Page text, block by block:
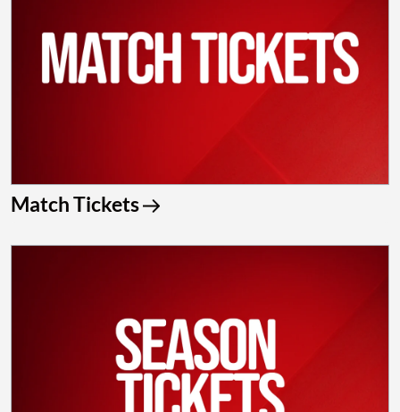
Match Tickets